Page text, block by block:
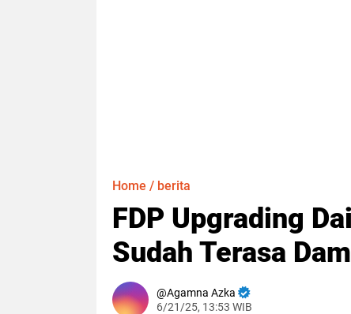
Home / berita
FDP Upgrading
Sudah Terasa
Agamna Azka
6/21/25, 13:53 WIB